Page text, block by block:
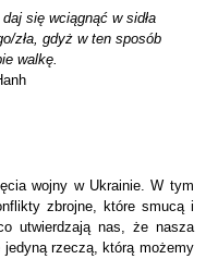
się wciągnąć w sidła
zła, gdyż w ten sposób
walkę.
wojny w Ukrainie. W tym
zbrojne, które smucą i
utwierdzają nas, że nasza
rzeczą, którą możemy